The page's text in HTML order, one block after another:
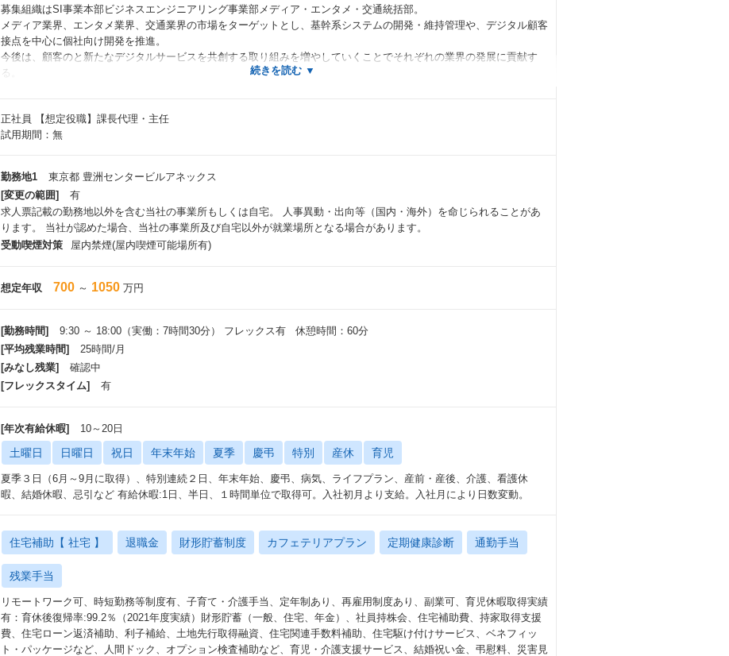
募集組織はSI事業本部ビジネスエンジニアリング事業部メディア・エンタメ・交通統括部。
メディア業界、エンタメ業界、交通業界の市場をターゲットとし、基幹系システムの開発・維持管理や、デジタル顧客
接点を中心に個社向け開発を推進。
今後は、顧客のと新たなデジタルサービスを共創する取り組みを増やしていくことでそれぞれの業界の発展に貢献す
る。
メディア・エンタメ・交通業界は急速なデジタル化が進んでいる一方で、当社の開発体制はなかなかスケールせず、ビ
ジネス拡大のボトルネックとなっているのが現状である。
人材として育成していくことで開発体制のスケール、強化を図る。
正社員
【想定役職】課長代理・主任
試用期間：無
勤務地1
東京都 豊洲センタービルアネックス
[変更の範囲]
有
求人票記載の勤務地以外を含む当社の事業所もしくは自宅。 人事異動・出向等（国内・海外）を命じられることがあ
ります。 当社が認めた場合、当社の事業所及び自宅以外が就業場所となる場合があります。
受動喫煙対策
屋内禁煙(屋内喫煙可能場所有)
想定年収 700 ～ 1050 万円
[勤務時間]
9:30 ～ 18:00（実働：7時間30分） フレックス有 休憩時間：60分
[平均残業時間]
25時間/月
[みなし残業]
確認中
[フレックスタイム]
有
[年次有給休暇] 10～20日
土曜日 日曜日 祝日 年末年始 夏季 慶弔 特別 産休 育児
夏季３日（6月～9月に取得）、特別連続２日、年末年始、慶弔、病気、ライフプラン、産前・産後、介護、看護休
暇、結婚休暇、忌引など 有給休暇:1日、半日、１時間単位で取得可。入社初月より支給。入社月により日数変動。
住宅補助【 社宅 】 退職金 財形貯蓄制度 カフェテリアプラン 定期健康診断 通勤手当
残業手当
リモートワーク可、時短勤務等制度有、子育て・介護手当、定年制あり、再雇用制度あり、副業可、育児休暇取得実績
有：育休後復帰率:99.2％（2021年度実績）財形貯蓄（一般、住宅、年金）、社員持株会、住宅補助費、持家取得支援
費、住宅ローン返済補助、利子補給、土地先行取得融資、住宅関連手数料補助、住宅駆け付けサービス、ベネフィッ
ト・パッケージなど、人間ドック、オプション検査補助など、育児・介護支援サービス、結婚祝い金、弔慰料、災害見